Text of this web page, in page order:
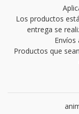
Los productos
entrega se
Envíos
Productos que